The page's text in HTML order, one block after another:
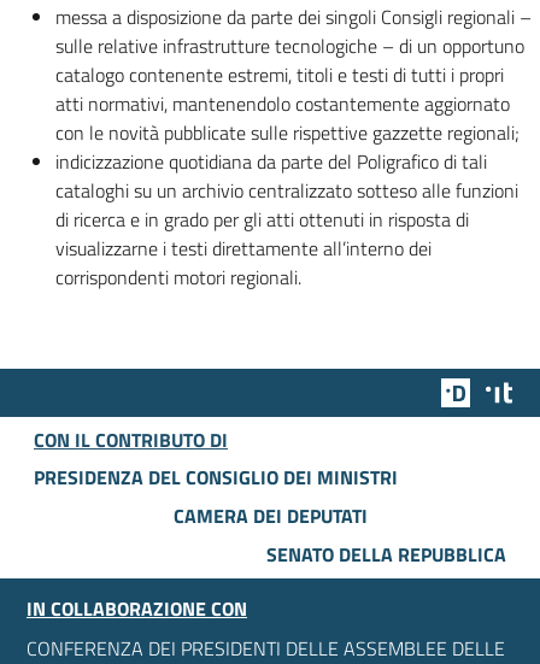
messa a disposizione da parte dei singoli Consigli regionali –
sulle relative infrastrutture tecnologiche – di un opportuno
catalogo contenente estremi, titoli e testi di tutti i propri
atti normativi, mantenendolo costantemente aggiornato
con le novità pubblicate sulle rispettive gazzette regionali;
indicizzazione quotidiana da parte del Poligrafico di tali
cataloghi su un archivio centralizzato sotteso alle funzioni
di ricerca e in grado per gli atti ottenuti in risposta di
visualizzarne i testi direttamente all’interno dei
corrispondenti motori regionali.
Team
CON IL CONTRIBUTO DI
PRESIDENZA DEL CONSIGLIO DEI MINISTRI
CAMERA DEI DEPUTATI
SENATO DELLA REPUBBLICA
IN COLLABORAZIONE CON
CONFERENZA DEI PRESIDENTI DELLE ASSEMBLEE DELLE